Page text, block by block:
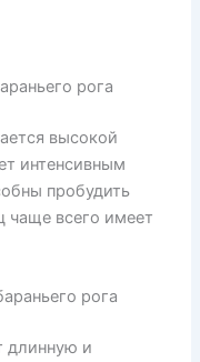
рога
высокой
интенсивным
пробудить
чаще всего имеет
рога
длинную и